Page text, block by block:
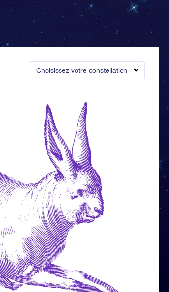
Choisissez votre constellation